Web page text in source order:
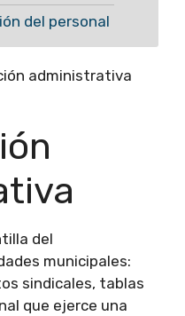
administrativa
del
municipales:
sindicales, tablas
que ejerce una
del personal